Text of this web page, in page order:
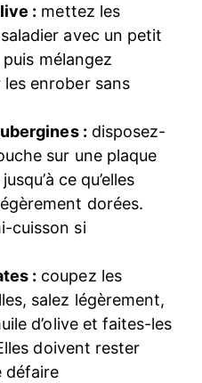
: mettez les
avec un petit
puis mélangez
enrober sans
: disposez-
sur une plaque
ce qu’elles
dorées.
cuisson si
: coupez les
salez légèrement,
d’olive et faites-les
doivent rester
défaire